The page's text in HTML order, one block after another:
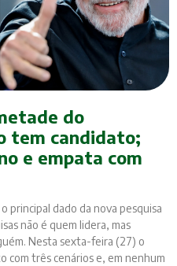
do
tem candidato;
e empata com
principal dado da nova pesquisa
não é quem lidera, mas
Nesta sexta-feira (27) o
três cenários e, em nenhum